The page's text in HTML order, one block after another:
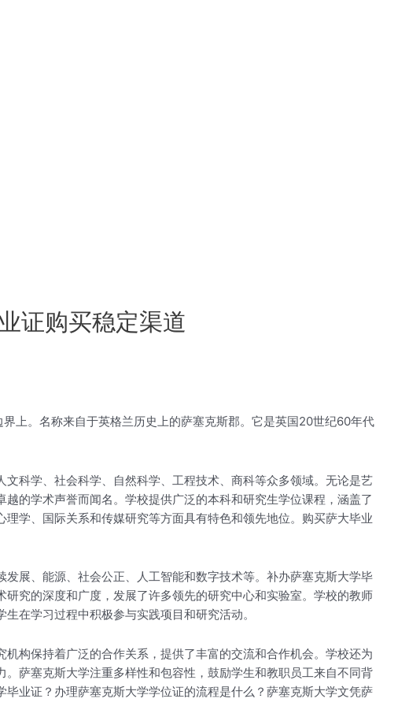
证购买稳定渠道
上。名称来自于英格兰历史上的萨塞克斯郡。它是英国20世纪60年代
科学、社会科学、自然科学、工程技术、商科等众多领域。无论是艺
的学术声誉而闻名。学校提供广泛的本科和研究生学位课程，涵盖了
学、国际关系和传媒研究等方面具有特色和领先地位。购买萨大毕业
展、能源、社会公正、人工智能和数字技术等。补办萨塞克斯大学毕
究的深度和广度，发展了许多领先的研究中心和实验室。学校的教师
在学习过程中积极参与实践项目和研究活动。
构保持着广泛的合作关系，提供了丰富的交流和合作机会。学校还为
萨塞克斯大学注重多样性和包容性，鼓励学生和教职员工来自不同背
业证？办理萨塞克斯大学学位证的流程是什么？萨塞克斯大学文凭萨